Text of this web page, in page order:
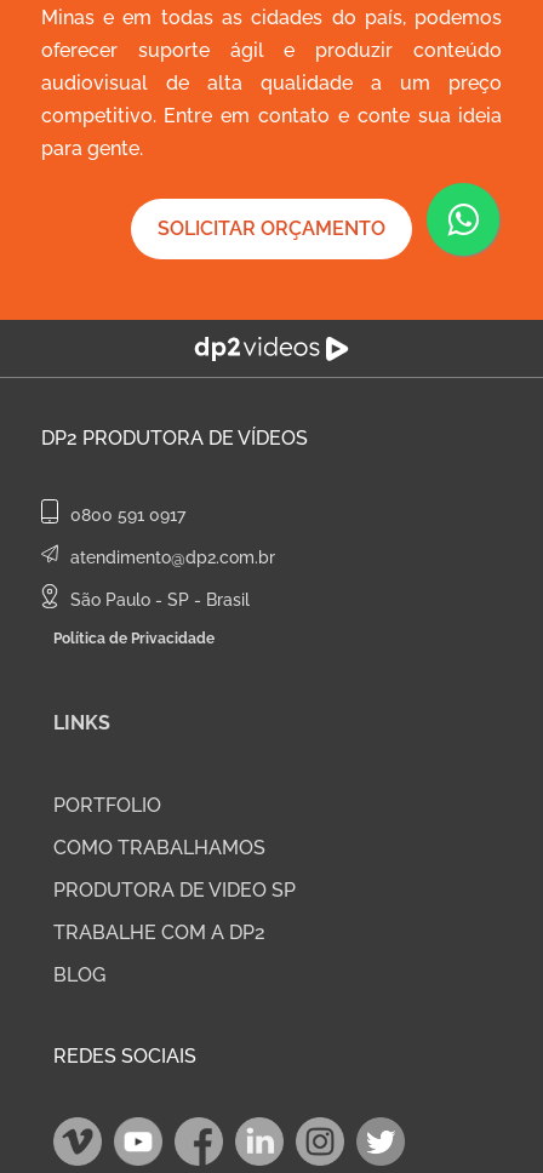
Minas e em todas as cidades do país, podemos
oferecer suporte ágil e produzir conteúdo
audiovisual de alta qualidade a um preço
competitivo. Entre em contato e conte sua ideia
para gente.
SOLICITAR ORÇAMENTO
DP2 PRODUTORA DE VÍDEOS
0800 591 0917
atendimento@dp2.com.br
São Paulo - SP - Brasil
Política de Privacidade
LINKS
PORTFOLIO
COMO TRABALHAMOS
PRODUTORA DE VIDEO SP
TRABALHE COM A DP2
BLOG
REDES SOCIAIS